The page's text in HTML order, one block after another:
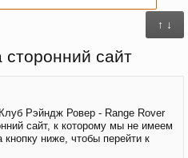
↑ ↓
сайт
Рэйндж Ровер - Range Rover
сайт, к которому мы не имеем
ниже, чтобы перейти к